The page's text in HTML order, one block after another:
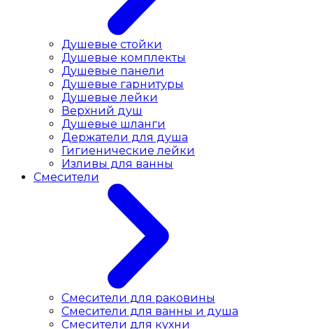
Душевые стойки
Душевые комплекты
Душевые панели
Душевые гарнитуры
Душевые лейки
Верхний душ
Душевые шланги
Держатели для душа
Гигиенические лейки
Изливы для ванны
Смесители
Смесители для раковины
Cмесители для ванны и душа
Смесители для кухни